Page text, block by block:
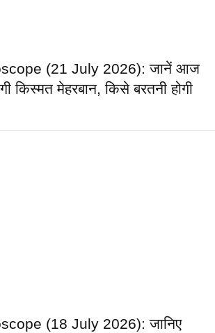
(21 July 2026): जानें आज
किस्मत मेहरबान, किसे बरतनी होगी
(18 July 2026): जानिए